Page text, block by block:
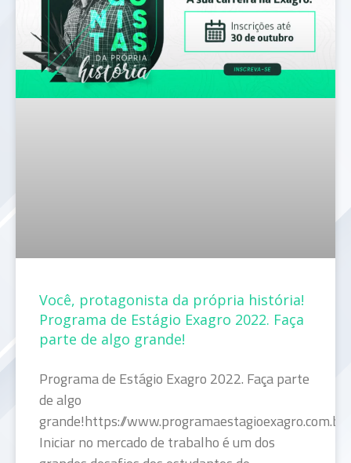
Você, protagonista da própria história!
Programa de Estágio Exagro 2022. Faça
parte de algo grande!
Programa de Estágio Exagro 2022. Faça parte
de algo
grande!https://www.programaestagioexagro.com.br/
Iniciar no mercado de trabalho é um dos